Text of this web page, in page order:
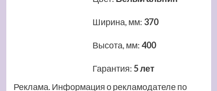
Ширина, мм: 370
Высота, мм:400
Гарантия:5 лет
Реклама. Информация о рекламодателе по